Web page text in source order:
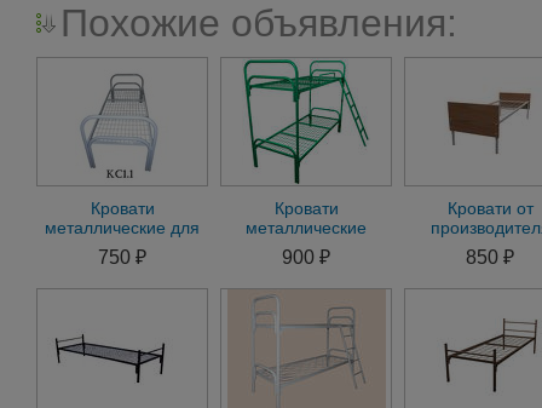
Похожие объявления:
Кровати
металлические для
пансионата, кровати
для студентов,
общежитий
750 ₽
Кровати
металлические
одноярусные оптом
для рабочих
900 ₽
Кровати от
кровати
металлические
гостиницы
850 ₽